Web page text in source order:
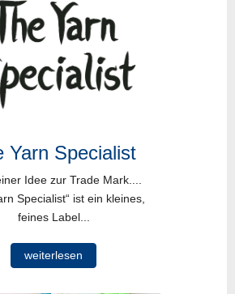
Yarn Specialist
Idee zur Trade Mark....
Specialist“ ist ein kleines,
feines Label...
weiterlesen